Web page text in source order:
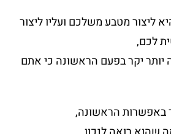
ליצור מטבע משלכם ועליו ליצור
לכם,
יותר יקר בפעם הראשונה כי אתם
באפשרות הראשונה,